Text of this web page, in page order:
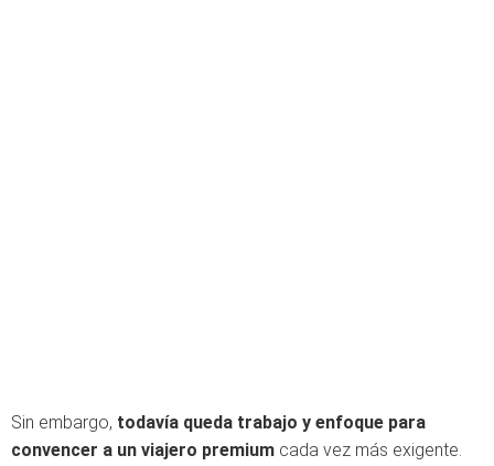
Sin embargo, todavía queda trabajo y enfoque para
convencer a un viajero premium cada vez más exigente.